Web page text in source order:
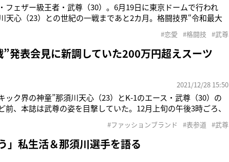
フェザー級王者・武尊（30）。6月19日に東京ドームで行われ
天心（23）との世紀の一戦まであと2カ月。格闘技界“令和最大
フェザー級王者・軍司泰斗選手（23）とのエキシビションマッチ
#恋愛 #格闘技 #武尊
表会見に新調していた200万円超えスーツ
2021/12/28 15:50
ック界の神童”那須川天心（23）とK-1のエース・武尊（30）の
前、本誌は武尊の姿を目撃していた。12月上旬の午後3時ごろ、
ランド『UPD'T-UNPRECEDENTED』のものだ。「武尊選手は
#ファッションブランド #表参道 #武尊
」私生活＆那須川選手を語る